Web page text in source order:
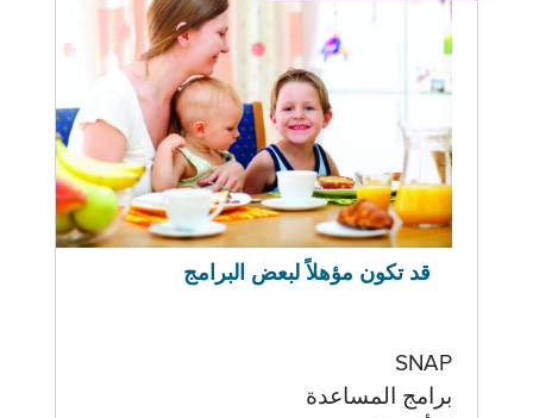
قد تكون مؤهلاً لبعض البرامج
SNAP
برامج المساعدة